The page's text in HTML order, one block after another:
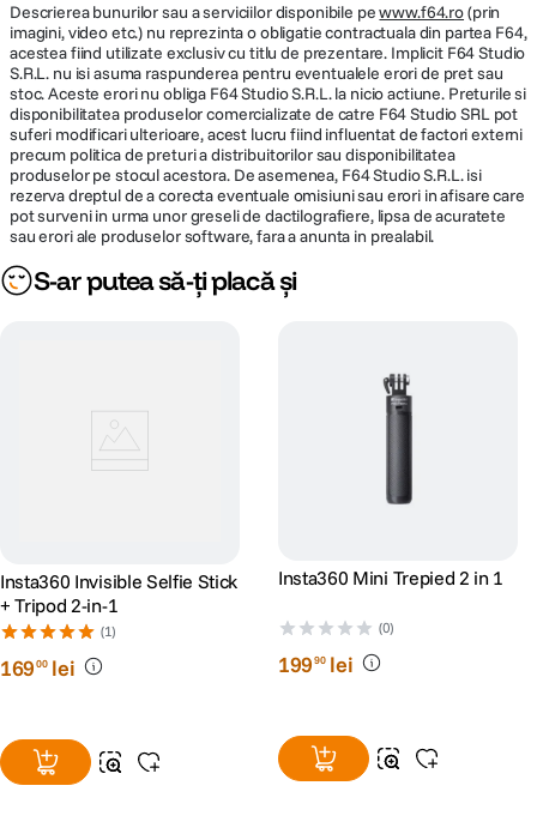
Descrierea bunurilor sau a serviciilor disponibile pewww.f64.ro(prin
imagini, video etc.) nu reprezinta o obligatie contractuala din partea F64,
acestea fiind utilizate exclusiv cu titlu de prezentare. Implicit F64 Studio
S.R.L. nu isi asuma raspunderea pentru eventualele erori de pret sau
stoc. Aceste erori nu obliga F64 Studio S.R.L. la nicio actiune. Preturile si
disponibilitatea produselor comercializate de catre F64 Studio SRL pot
suferi modificari ulterioare, acest lucru fiind influentat de factori externi
precum politica de preturi a distribuitorilor sau disponibilitatea
produselor pe stocul acestora. De asemenea, F64 Studio S.R.L. isi
rezerva dreptul de a corecta eventuale omisiuni sau erori in afisare care
pot surveni in urma unor greseli de dactilografiere, lipsa de acuratete
sau erori ale produselor software, fara a anunta in prealabil.
S-ar putea să-ți placă și
Insta360 Invisible Selfie Stick
+ Tripod 2-in-1
(1)
16900 lei
Insta360 Mini Trepied 2 in 1
(0)
19990 lei